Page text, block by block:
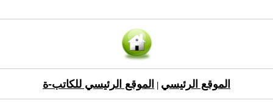
الموقع الرئيسي الموقع الرئيسي للكاتب-ة